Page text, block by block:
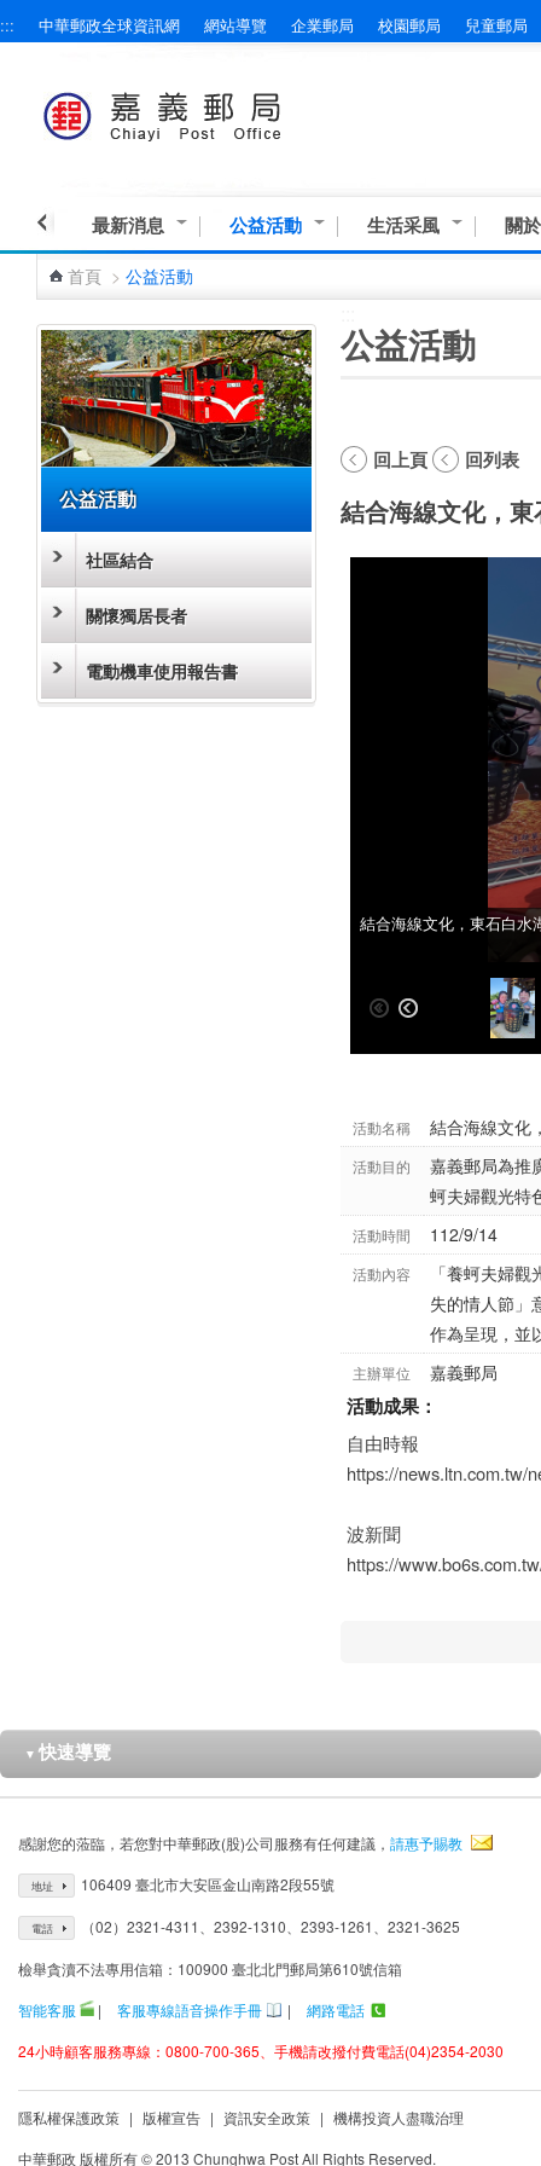
跳到主要內容區塊
::: 中華郵政全球資訊網 網站導覽 企業郵局 校園郵局 兒童郵局
最新消息 公益活動 生活采風 關
首頁 > 公益活動
公益活動
社區結合
關懷獨居長者
電動機車使用報告書
公益活動
回上頁 回列表
結合海線文化，
結合海線文化，東石白水
結合海線文化，東石白水
活動名稱 結合海線文化
活動目的
嘉義郵局為推
蚵夫婦觀光特
活動時間 112/9/14
活動內容
「養蚵夫婦
失的情人節」
作為呈現，並
主辦單位 嘉義郵局
活動成果：
自由時報
https://news.ltn.com.tw/
波新聞
https://
▼ 快速導覽
感謝您的蒞臨，若您對中華郵政(股)公司服務有任何建議， 請惠予賜教
地址 106409 臺北市大安區金山南路2段55號
電話 （02）2321-4311、2392-1310、2393-1261、2321-3625
檢舉貪瀆不法專用信箱：100900 臺北北門郵局第610號信箱
智能客服
| 客服專線語音操作手冊 |
網路電話
24小時顧客服務專線：0800-700-365、手機請改撥付費電話(04)2354-2030
隱私權保護政策 | 版權宣告 | 資訊安全政策 | 機構投資人盡職治理
中華郵政 版權所有 © 2013 Chunghwa Post All Rights Reserved.